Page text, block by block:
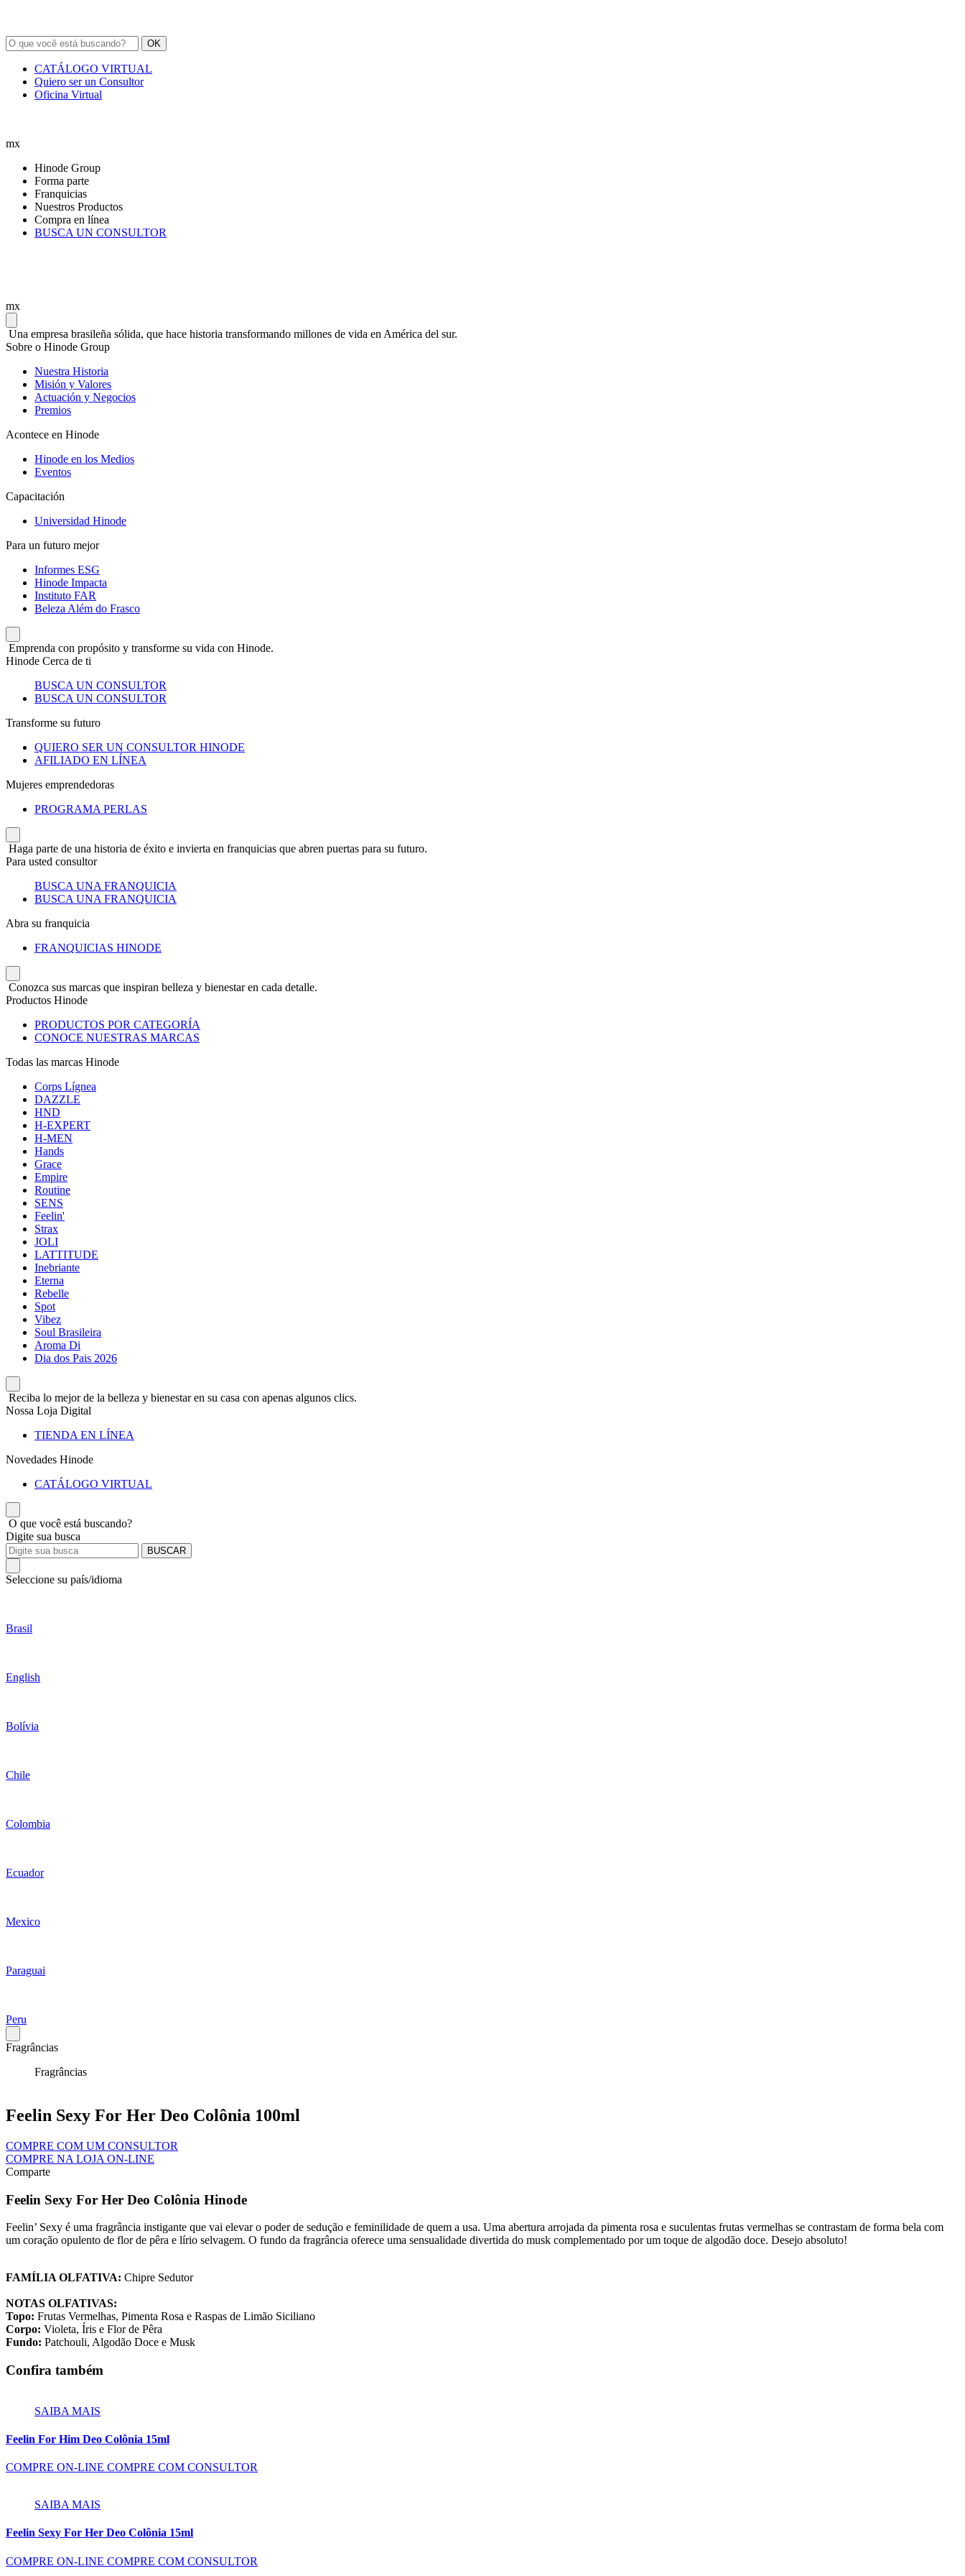
OK
CATÁLOGO VIRTUAL
Quiero ser un Consultor
Oficina Virtual
mx
Hinode Group
Forma parte
Franquicias
Nuestros Productos
Compra en línea
BUSCA UN CONSULTOR
mx
Una empresa brasileña sólida, que hace historia transformando millones de vida en América del sur.
Sobre o Hinode Group
Nuestra Historia
Misión y Valores
Actuación y Negocios
Premios
Acontece en Hinode
Hinode en los Medios
Eventos
Capacitación
Universidad Hinode
Para un futuro mejor
Informes ESG
Hinode Impacta
Instituto FAR
Beleza Além do Frasco
Emprenda con propósito y transforme su vida con Hinode.
Hinode Cerca de ti
BUSCA UN CONSULTOR
BUSCA UN CONSULTOR
Transforme su futuro
QUIERO SER UN CONSULTOR HINODE
AFILIADO EN LÍNEA
Mujeres emprendedoras
PROGRAMA PERLAS
Haga parte de una historia de éxito e invierta en franquicias que abren puertas para su futuro.
Para usted consultor
BUSCA UNA FRANQUICIA
BUSCA UNA FRANQUICIA
Abra su franquicia
FRANQUICIAS HINODE
Conozca sus marcas que inspiran belleza y bienestar en cada detalle.
Productos Hinode
PRODUCTOS POR CATEGORÍA
CONOCE NUESTRAS MARCAS
Todas las marcas Hinode
Corps Lígnea
DAZZLE
HND
H-EXPERT
H-MEN
Hands
Grace
Empire
Routine
SENS
Feelin'
Strax
JOLI
LATTITUDE
Inebriante
Eterna
Rebelle
Spot
Vibez
Soul Brasileira
Aroma Di
Dia dos Pais 2026
Reciba lo mejor de la belleza y bienestar en su casa con apenas algunos clics.
Nossa Loja Digital
TIENDA EN LÍNEA
Novedades Hinode
CATÁLOGO VIRTUAL
O que você está buscando?
Digite sua busca
BUSCAR
Seleccione su país/idioma
Brasil
English
Bolívia
Chile
Colombia
Ecuador
Mexico
Paraguai
Peru
Fragrâncias
Fragrâncias
Feelin Sexy For Her Deo Colônia 100ml
COMPRE COM UM CONSULTOR
COMPRE NA LOJA ON-LINE
Comparte
Feelin Sexy For Her Deo Colônia Hinode
Feelin’ Sexy é uma fragrância instigante que vai elevar o poder de sedução e feminilidade de quem a usa. Uma abertura arrojada da pimenta rosa e suculentas frutas vermelhas se contrastam de forma bela com
um coração opulento de flor de pêra e lírio selvagem. O fundo da fragrância oferece uma sensualidade divertida do musk complementado por um toque de algodão doce. Desejo absoluto!
FAMÍLIA OLFATIVA: Chipre Sedutor
NOTAS OLFATIVAS:
Topo: Frutas Vermelhas, Pimenta Rosa e Raspas de Limão Siciliano
Corpo: Violeta, Íris e Flor de Pêra
Fundo: Patchouli, Algodão Doce e Musk
Confira também
SAIBA MAIS
Feelin For Him Deo Colônia 15ml
COMPRE ON-LINE COMPRE COM CONSULTOR
SAIBA MAIS
Feelin Sexy For Her Deo Colônia 15ml
COMPRE ON-LINE COMPRE COM CONSULTOR